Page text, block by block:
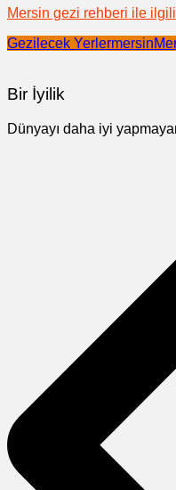
Mersin gezi rehberi ile
Gezilecek Yerlermersin
Bir İyilik
Dünyayı daha iyi